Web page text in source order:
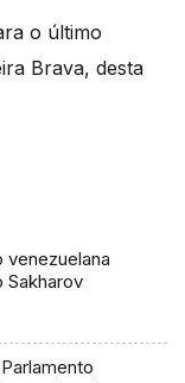
o último
Brava, desta
Sakharov